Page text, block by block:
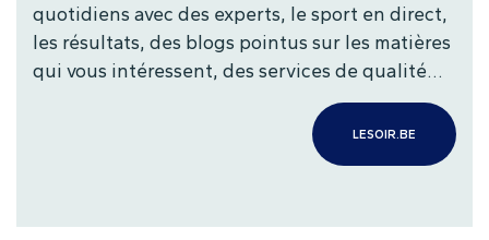
quotidiens avec des experts, le sport en direct,
les résultats, des blogs pointus sur les matières
qui vous intéressent, des services de qualité…
LESOIR.BE